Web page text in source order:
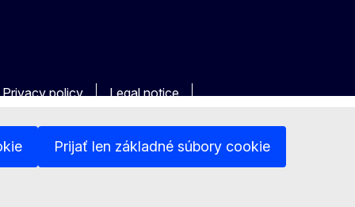
Prijať len základné súbory cookie
Privacy policy Legal notice